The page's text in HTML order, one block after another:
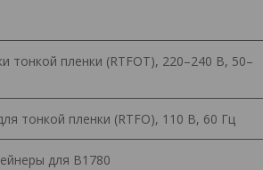
тонкой пленки (RTFOT), 220–240 В, 50–
тонкой пленки (RTFO), 110 В, 60 Гц
для B1780